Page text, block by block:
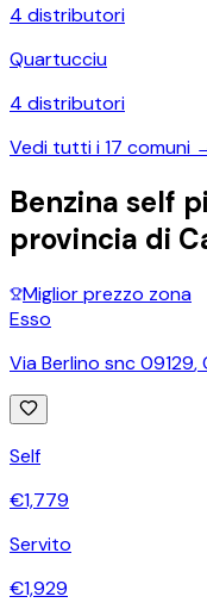
4 distributori
Quartucciu
4 distributori
Vedi tutti i17 comuni
Benzina self
provincia di
Miglior prezzo zona
Esso
Via Berlino snc 09129,
Self
€1,779
Servito
€1,929